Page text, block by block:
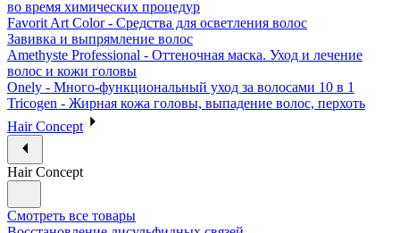
во время химических процедур
Favorit Art Color - Средства для осветления волос
Завивка и выпрямление волос
Amethyste Professional - Оттеночная маска. Уход и лечение
волос и кожи головы
Onely - Много-функциональный уход за волосами 10 в 1
Tricogen - Жирная кожа головы, выпадение волос, перхоть
Hair Concept
Hair Concept
Смотреть все товары